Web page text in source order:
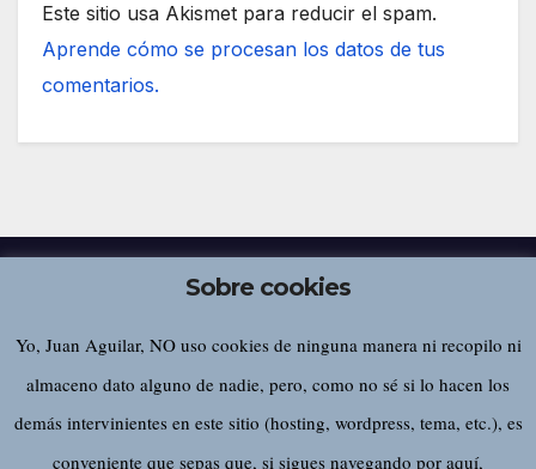
Este sitio usa Akismet para reducir el spam.
Aprende cómo se procesan los datos de tus
comentarios.
Juan Aguilar
Sobre cookies
Yo, Juan Aguilar, NO uso cookies de ninguna manera ni recopilo ni
almaceno dato alguno de nadie, pero, como no sé si lo hacen los
demás intervinientes en este sitio (hosting, wordpress, tema, etc.), es
conveniente que sepas que, si sigues navegando por aquí,